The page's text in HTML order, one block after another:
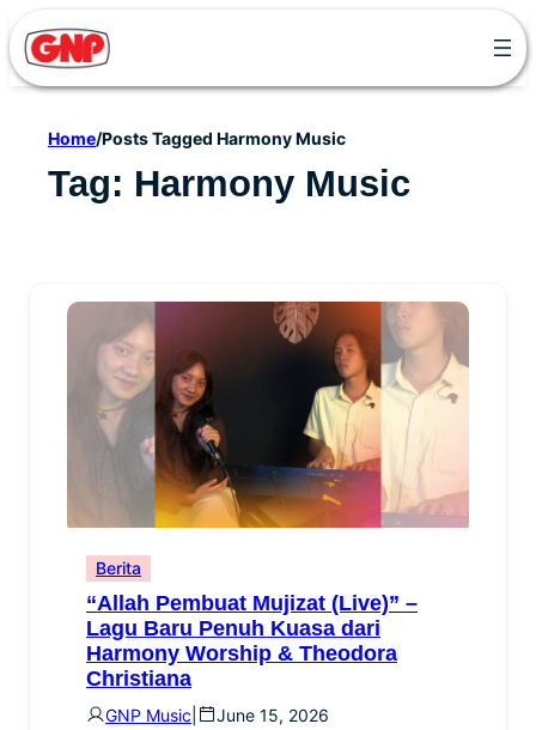
to
content
Home/Posts Tagged Harmony Music
Tag: Harmony Music
Berita
“Allah Pembuat Mujizat (Live)” –
Lagu Baru Penuh Kuasa dari
Harmony Worship & Theodora
Christiana
GNP Music
June 15, 2026